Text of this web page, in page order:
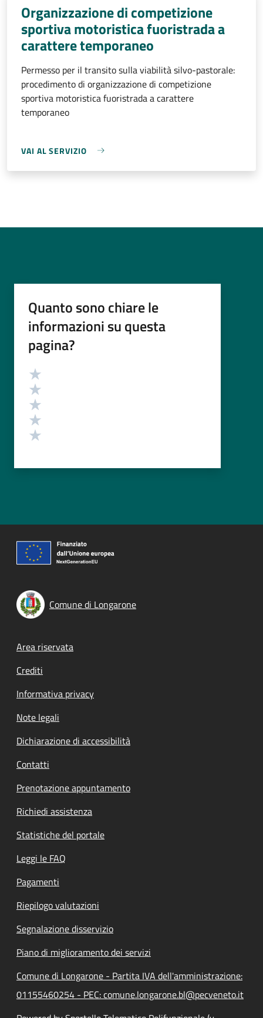
Organizzazione di competizione
sportiva motoristica fuoristrada a
carattere temporaneo
Permesso per il transito sulla viabilità silvo-pastorale:
procedimento di organizzazione di competizione
sportiva motoristica fuoristrada a carattere
temporaneo
VAI AL SERVIZIO
Quanto sono chiare le
informazioni su questa
pagina?
Valutazione
Comune di Longarone
Footer menu
Area riservata
Crediti
Informativa privacy
Note legali
Dichiarazione di accessibilità
Contatti
Prenotazione appuntamento
Richiedi assistenza
Statistiche del portale
Leggi le FAQ
Pagamenti
Riepilogo valutazioni
Segnalazione disservizio
Piano di miglioramento dei servizi
Comune di Longarone - Partita IVA dell'amministrazione:
01155460254 - PEC: comune.longarone.bl@pecveneto.it